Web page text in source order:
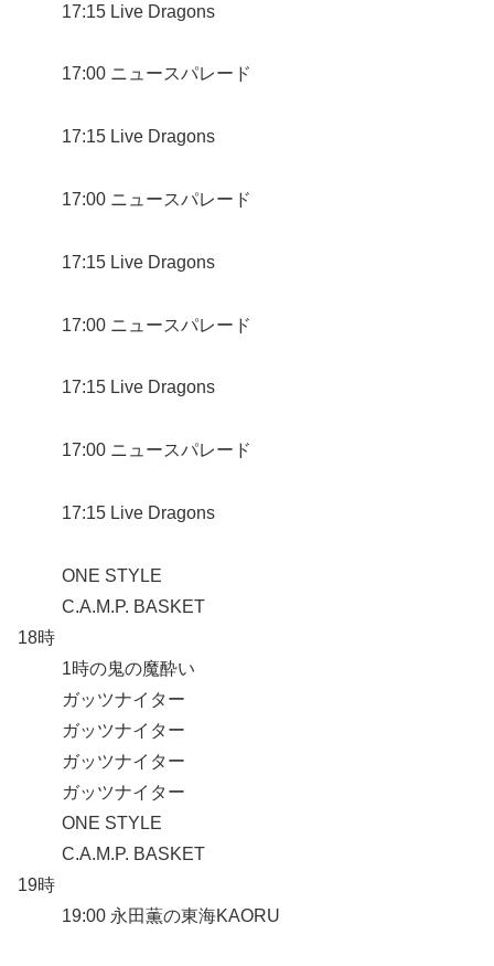
17:15 Live Dragons
17:00 ニュースパレード
17:15 Live Dragons
17:00 ニュースパレード
17:15 Live Dragons
17:00 ニュースパレード
17:15 Live Dragons
17:00 ニュースパレード
17:15 Live Dragons
ONE STYLE
C.A.M.P. BASKET
18時
1時の鬼の魔酔い
ガッツナイター
ガッツナイター
ガッツナイター
ガッツナイター
ONE STYLE
C.A.M.P. BASKET
19時
19:00 永田薫の東海KAORU